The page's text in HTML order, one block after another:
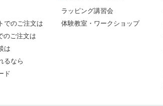
でのご注文は
のご注文は
は
るなら
ド
ラッピング講習会
体験教室・ワークショップ